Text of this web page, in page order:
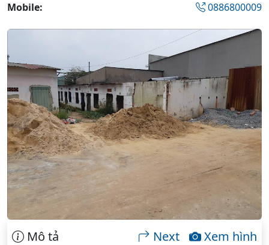
Mobile:
0886800009
Mô tả Xem hình
Next